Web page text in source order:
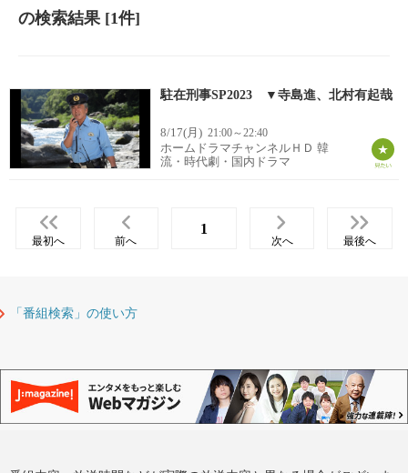
の検索結果[1件]
駐在刑事SP2023 ▼寺島進、北村有起哉
8/17(月) 21:00～22:40
ホームドラマチャンネルＨＤ 韓
流・時代劇・国内ドラマ
最初へ 前へ
1
次へ 最後へ
「番組検索」の使い方